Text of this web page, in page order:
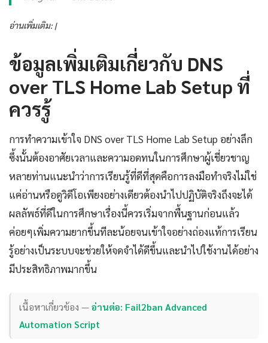
อ่านเพิ่มเติม: |
ข้อมูลเพิ่มเติมเกี่ยวกับ DNS
over TLS Home Lab Setup ที่
ควรรู้
การทำความเข้าใจ DNS over TLS Home Lab Setup อย่างลึก
ซึ้งนั้นต้องอาศัยเวลาและความอดทนในการศึกษาผู้เชี่ยวชาญ
หลายท่านแนะนำว่าการเรียนรู้ที่ดีที่สุดคือการลงมือทำจริงไม่ใช่
แค่อ่านหรือดูวิดีโอเพียงอย่างเดียวต้องนำไปปฏิบัติจริงถึงจะได้
ผลลัพธ์ที่ดีในการศึกษาเรื่องนี้ควรเริ่มจากพื้นฐานก่อนแล้ว
ค่อยๆเพิ่มความยากขึ้นทีละน้อยจนเข้าใจอย่างถ่องแท้การเรียน
รู้อย่างเป็นระบบจะช่วยให้จดจำได้ดีขึ้นและนำไปใช้งานได้อย่าง
มีประสิทธิภาพมากขึ้น
เนื้อหาเกี่ยวข้อง —อ่านต่อ: Fail2ban Advanced
Automation Script